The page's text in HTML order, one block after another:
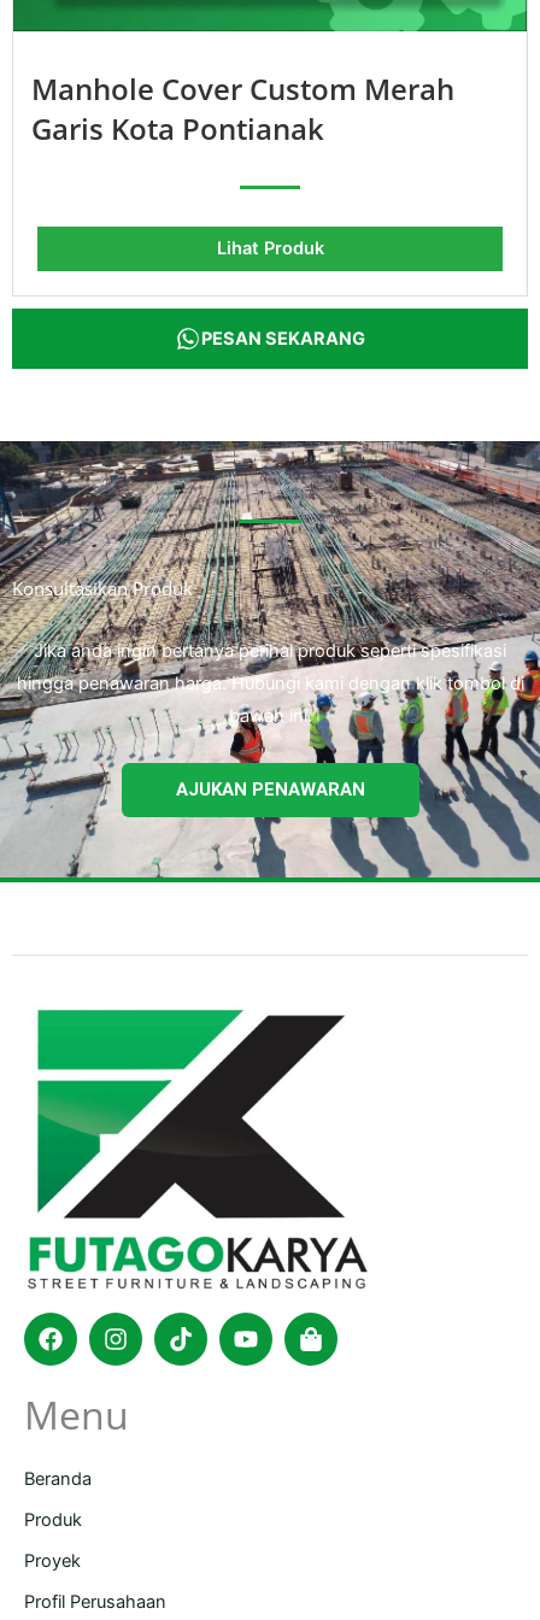
Manhole Cover Custom Merah
Garis Kota Pontianak
Lihat Produk
PESAN SEKARANG
Konsultasikan Produk
Jika anda ingin bertanya perihal produk seperti spesifikasi
hingga penawaran harga. Hubungi kami dengan klik tombol di
bawah ini.
AJUKAN PENAWARAN
FacebookInstagram
TiktokYoutubeShopping-
bag
Menu
Beranda
Produk
Proyek
Profil Perusahaan